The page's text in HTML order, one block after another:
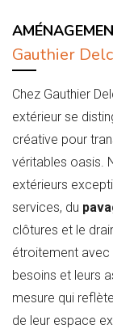
Gauthier
Chez Gauthier
extérieur se
créative pour
véritables oasis.
extérieurs
services, du
clôtures et le
étroitement avec
besoins et leurs
mesure qui
de leur espace